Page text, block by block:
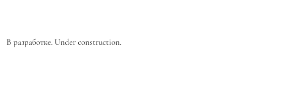
В разработке. Under construction.